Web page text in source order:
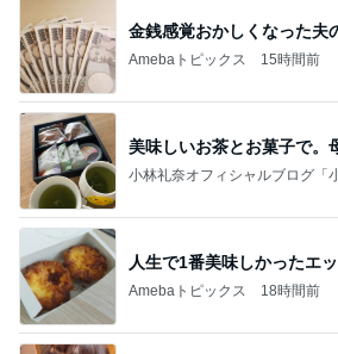
金銭感覚おかしくなった夫
Amebaトピックス 15時間前
美味しいお茶とお菓子で。
小林礼奈オフィシャルブログ「
人生で1番美味しかったエ
Amebaトピックス 18時間前